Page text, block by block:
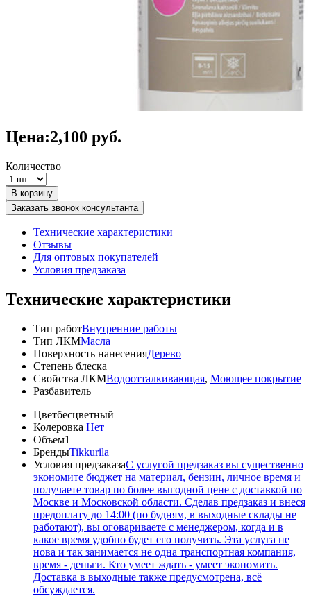
Цена:2,100 руб.
Количество
В корзину
Заказать звонок консультанта
Технические характеристики
Отзывы
Для оптовых покупателей
Условия предзаказа
Технические характеристики
Тип работВнутренние работы
Тип ЛКММасла
Поверхность нанесенияДерево
Степень блеска
Свойства ЛКМВодоотталкивающая, Моющее покрытие
Разбавитель
Цветбесцветный
Колеровка Нет
Объем1
БрендыTikkurila
Условия предзаказаС услугой предзаказ вы существенно
экономите бюджет на материал, бензин, личное время и
получаете товар по более выгодной цене с доставкой по
Москве и Московской области. Сделав предзаказ и внеся
предоплату до 14:00 (по будням, в выходные склады не
работают), вы оговариваете с менеджером, когда и в
какое время удобно будет его получить. Эта услуга не
нова и так занимается не одна транспортная компания,
время - деньги. Кто умеет ждать - умеет экономить.
Доставка в выходные также предусмотрена, всё
обсуждается.